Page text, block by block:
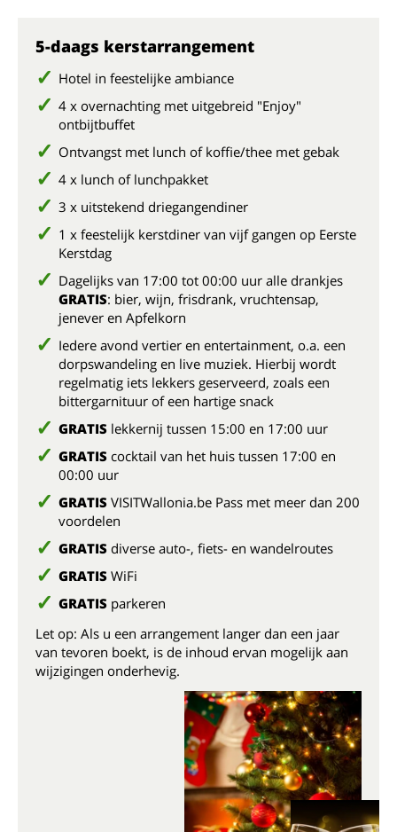
5-daags kerstarrangement
Hotel in feestelijke ambiance
4 x overnachting met uitgebreid "Enjoy"
ontbijtbuffet
Ontvangst met lunch of koffie/thee met gebak
4 x lunch of lunchpakket
3 x uitstekend driegangendiner
1 x feestelijk kerstdiner van vijf gangen op Eerste
Kerstdag
Dagelijks van 17:00 tot 00:00 uur alle drankjes
GRATIS: bier, wijn, frisdrank, vruchtensap,
jenever en Apfelkorn
Iedere avond vertier en entertainment, o.a. een
dorpswandeling en live muziek. Hierbij wordt
regelmatig iets lekkers geserveerd, zoals een
bittergarnituur of een hartige snack
GRATIS lekkernij tussen 15:00 en 17:00 uur
GRATIS cocktail van het huis tussen 17:00 en
00:00 uur
GRATIS VISITWallonia.be Pass met meer dan 200
voordelen
GRATIS diverse auto-, fiets- en wandelroutes
GRATIS WiFi
GRATIS parkeren
Let op: Als u een arrangement langer dan een jaar
van tevoren boekt, is de inhoud ervan mogelijk aan
wijzigingen onderhevig.